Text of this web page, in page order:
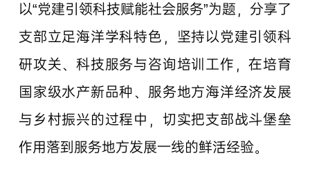
以“党建引领科技赋能社会服务”为题，分享了
支部立足海洋学科特色，坚持以党建引领科
研攻关、科技服务与咨询培训工作，在培育
国家级水产新品种、服务地方海洋经济发展
与乡村振兴的过程中，切实把支部战斗堡垒
作用落到服务地方发展一线的鲜活经验。